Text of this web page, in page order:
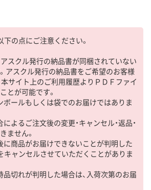
下の点にご注意ください。
アスクル発行の納品書が同梱されていない
アスクル発行の納品書をご希望のお客様
本サイト上のご利用履歴よりＰＤＦファイ
とが可能です。
ボールもしくは袋でのお届けではありま
によるご注文後の変更・キャンセル・返品・
ません。
に商品がお届けできないことが判明した
キャンセルさせていただくことがありま
品切れが判明した場合は、入荷次第のお届